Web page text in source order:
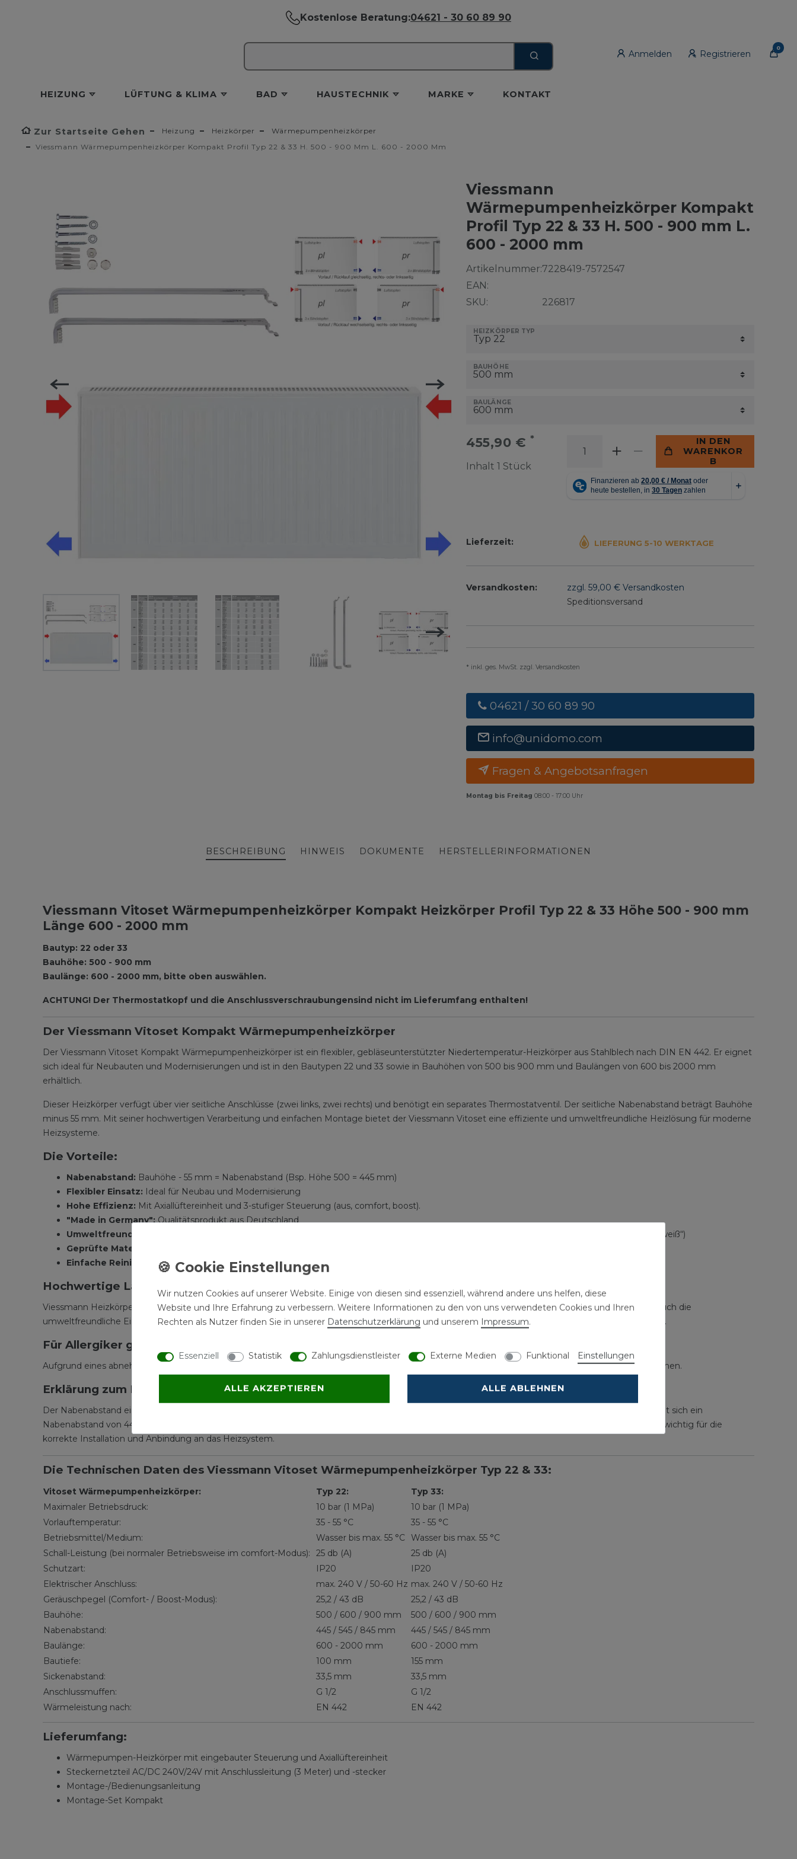
Kostenlose Beratung:04621 - 30 60 89 90
Anmelden Registrieren
0
HEIZUNG LÜFTUNG & KLIMA BAD HAUSTECHNIK MARKE KONTAKT
Zur Startseite Gehen Heizung Heizkörper
Wärmepumpenheizkörper
Viessmann Wärmepumpenheizkörper Kompakt Profil Typ 22 & 33 H. 500 - 900 Mm L. 600 - 2000 Mm
Viessmann
Wärmepumpenheizkörper Kompakt
Profil Typ 22 & 33 H. 500 - 900 mm L.
600 - 2000 mm
Artikelnummer:
EAN:
SKU:
7228419-7572547
226817
HEIZKÖRPER TYP
BAUHÖHE
BAULÄNGE
455,90 € *
Inhalt 1 Stück
IN DEN
WARENKOR
B
Lieferzeit: LIEFERUNG 5-10 WERKTAGE
Versandkosten:
zzgl. 59,00 € Versandkosten
Speditionsversand
* inkl. ges. MwSt. zzgl. Versandkosten
04621 / 30 60 89 90
info@unidomo.com
Fragen & Angebotsanfragen
Montag bis Freitag 08:00 - 17:00 Uhr
BESCHREIBUNG HINWEIS DOKUMENTE HERSTELLERINFORMATIONEN
Viessmann Vitoset Wärmepumpenheizkörper Kompakt Heizkörper Profil Typ 22 & 33 Höhe 500 - 900 mm
Länge 600 - 2000 mm
Bautyp: 22 oder 33
Bauhöhe: 500 - 900 mm
Baulänge: 600 - 2000 mm, bitte oben auswählen.
ACHTUNG! Der Thermostatkopf und die Anschlussverschraubungensind nicht im Lieferumfang enthalten!
Der Viessmann Vitoset Kompakt Wärmepumpenheizkörper
Der Viessmann Vitoset Kompakt Wärmepumpenheizkörper ist ein flexibler, gebläseunterstützter Niedertemperatur-Heizkörper aus Stahlblech nach DIN EN 442. Er eignet
sich ideal für Neubauten und Modernisierungen und ist in den Bautypen 22 und 33 sowie in Bauhöhen von 500 bis 900 mm und Baulängen von 600 bis 2000 mm
erhältlich.
Dieser Heizkörper verfügt über vier seitliche Anschlüsse (zwei links, zwei rechts) und benötigt ein separates Thermostatventil. Der seitliche Nabenabstand beträgt Bauhöhe
minus 55 mm. Mit seiner hochwertigen Verarbeitung und einfachen Montage bietet der Viessmann Vitoset eine effiziente und umweltfreundliche Heizlösung für moderne
Heizsysteme.
Die Vorteile:
Nabenabstand: Bauhöhe - 55 mm = Nabenabstand (Bsp. Höhe 500 = 445 mm)
Flexibler Einsatz: Ideal für Neubau und Modernisierung
Hohe Effizienz: Mit Axiallüftereinheit und 3-stufiger Steuerung (aus, comfort, boost).
"Made in Germany":Qualitätsprodukt aus Deutschland
Umweltfreundliche Grundierung und hochwertige Epoxydharz-Pulverbeschichtung:
Nach DIN 55 900, im RAL-Farbton 9016 („verkehrsweiß“)
Geprüfte Materialien und umsichtige Verarbeitung:
Einfache Reinigung:
Abnehmbare obere Abdeckung, ideal für Allergiker.
Hochwertige Lackierung und zeitlose Optik
Viessmann Heizkörper zeichnen sich durch eine hohe Qualität aus. Dazu zählt nicht nur die hochwertige und langlebige Farbbeschichtung, sondern auch die
umweltfreundliche Einbrenn-Pulverlackierung im RAL-Farbton 9016 (verkehrsweiß), der die Heizkörper in jeder Umgebung harmonisch aussehen lässt.
Für Allergiker geeignet
Aufgrund eines abnehmbaren Design-Abdeckgitters ist jederzeit eine gründliche Reinigung möglich, womit sich die Heizkörper auch für Allergiker eignen.
Erklärung zum Nabenabstand
Der Nabenabstand eines Heizkörpers wird ermittelt, indem man von der Bauhöhe 55 mm abzieht. Zum Beispiel, bei einer Bauhöhe von 500 mm ergibt sich ein
Nabenabstand von 445 mm (500 mm - 55 mm = 445 mm). Dieser Wert gibt den Abstand zwischen den Anschlusspunkten des Heizkörpers an und ist wichtig für die
korrekte Installation und Anbindung an das Heizsystem.
Die Technischen Daten des Viessmann Vitoset Wärmepumpenheizkörper Typ 22 & 33:
Vitoset Wärmepumpenheizkörper: Typ 22:
Typ 33:
Maximaler Betriebsdruck:
10 bar (1 MPa)
10 bar (1 MPa)
Vorlauftemperatur:
35 - 55 °C
35 - 55 °C
Betriebsmittel/Medium:
Wasser bis max. 55 °C Wasser bis max. 55 °C
Schall-Leistung (bei normaler Betriebsweise im comfort-Modus):
25 db (A)
25 db (A)
Schutzart:
IP20
IP20
Elektrischer Anschluss:
max. 240 V / 50-60 Hz max. 240 V / 50-60 Hz
Geräuschpegel (Comfort- / Boost-Modus):
25,2 / 43 dB
25,2 / 43 dB
Bauhöhe:
500 / 600 / 900 mm
500 / 600 / 900 mm
Nabenabstand:
445 / 545 / 845 mm
445 / 545 / 845 mm
Baulänge:
600 - 2000 mm
600 - 2000 mm
Bautiefe:
100 mm
155 mm
Sickenabstand:
33,5 mm
33,5 mm
Anschlussmuffen:
G 1/2
G 1/2
Wärmeleistung nach:
EN 442 EN 442
Lieferumfang:
Wärmepumpen-Heizkörper mit eingebauter Steuerung und Axiallüftereinheit
Steckernetzteil AC/DC 240V/24V mit Anschlussleitung (3 Meter) und -stecker
Montage-/Bedienungsanleitung
Montage-Set Kompakt
Wir nutzen Cookies auf unserer Website. Einige von diesen sind essenziell, während andere uns helfen, diese
Website und Ihre Erfahrung zu verbessern. Weitere Informationen zu den von uns verwendeten Cookies und Ihren
Rechten als Nutzer finden Sie in unserer Daten­schutz­erklärung und unserem Impressum.
Essenziell Statistik Zahlungsdienstleister Externe Medien Funktional Einstellungen
ALLE AKZEPTIEREN ALLE ABLEHNEN